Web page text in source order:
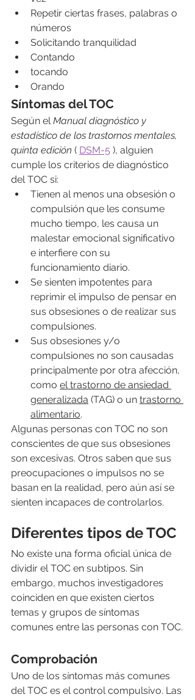
Repetir ciertas frases, palabras o
números
Solicitando tranquilidad
Contando
tocando
Orando
Síntomas del TOC
Según el Manual diagnóstico y
estadístico de los trastornos mentales,
quinta edición ( DSM-5 ), alguien
cumple los criterios de diagnóstico
del TOC si:
Tienen al menos una obsesión o
compulsión que les consume
mucho tiempo, les causa un
malestar emocional significativo
e interfiere con su
funcionamiento diario.
Se sienten impotentes para
reprimir el impulso de pensar en
sus obsesiones o de realizar sus
compulsiones.
Sus obsesiones y/o
compulsiones no son causadas
principalmente por otra afección,
como el trastorno de ansiedad
generalizada (TAG) o un trastorno
alimentario.
Algunas personas con TOC no son
conscientes de que sus obsesiones
son excesivas. Otros saben que sus
preocupaciones o impulsos no se
basan en la realidad, pero aún así se
sienten incapaces de controlarlos.
Diferentes tipos de TOC
No existe una forma oficial única de
dividir el TOC en subtipos. Sin
embargo, muchos investigadores
coinciden en que existen ciertos
temas y grupos de síntomas
comunes entre las personas con TOC.
Comprobación
Uno de los síntomas más comunes
del TOC es el control compulsivo. Las